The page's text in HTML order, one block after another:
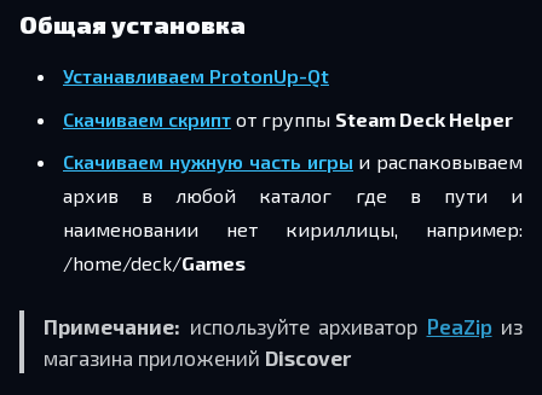
Общая установка
Устанавливаем ProtonUp-Qt
Скачиваем скрипт от группы Steam Deck Helper
Скачиваем нужную часть игры и распаковываем
архив в любой каталог где в пути и
наименовании нет кириллицы, например:
/home/deck/Games
Примечание: используйте архиватор PeaZip из
магазина приложений Discover